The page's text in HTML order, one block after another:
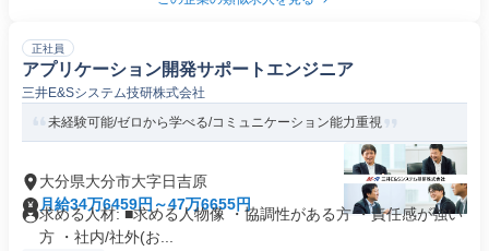
正社員
アプリケーション開発サポートエンジニア
三井E&Sシステム技研株式会社
未経験可能/ゼロから学べる/コミュニケーション能力重視
大分県大分市大字日吉原
月給34万6459円～47万6655円
求める人材: ■求める人物像 ・協調性がある方 ・責任感が強い
方 ・社内/社外(お...